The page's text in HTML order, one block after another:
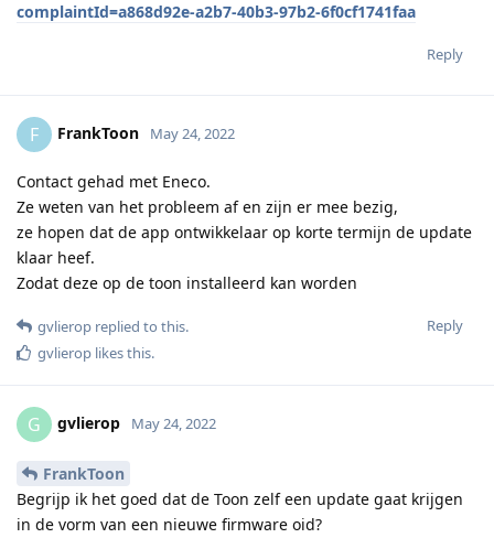
complaintId=a868d92e-a2b7-40b3-97b2-6f0cf1741faa
Reply
F FrankToon May 24, 2022
Contact gehad met Eneco.
Ze weten van het probleem af en zijn er mee bezig,
ze hopen dat de app ontwikkelaar op korte termijn de update
klaar heef.
Zodat deze op de toon installeerd kan worden
Reply
gvlierop replied to this.
gvlierop likes this.
G gvlierop May 24, 2022
FrankToon
Begrijp ik het goed dat de Toon zelf een update gaat krijgen
in de vorm van een nieuwe firmware oid?